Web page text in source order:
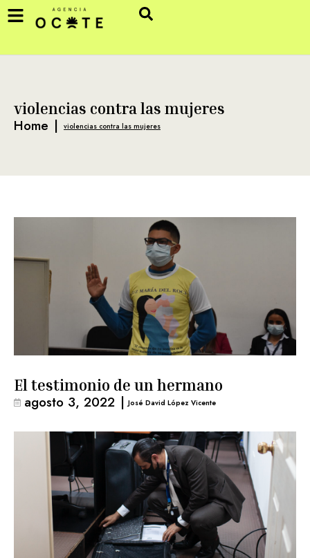
violencias contra las mujeres
Home | violencias contra las mujeres
El testimonio de un hermano
agosto 3, 2022 | José David López Vicente